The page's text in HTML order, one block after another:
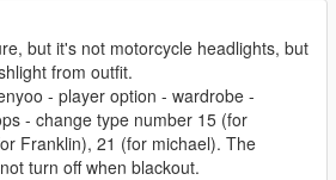
but it's not motorcycle headlights, but
from outfit.
- player option - wardrobe -
- change type number 15 (for
Franklin), 21 (for michael). The
turn off when blackout.